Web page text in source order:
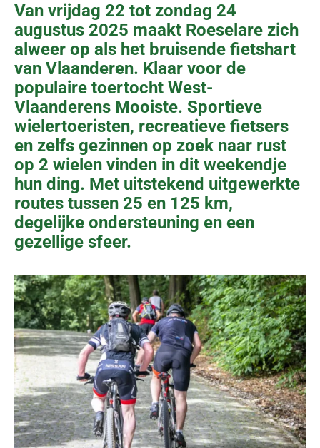
Van vrijdag 22 tot zondag 24
augustus 2025 maakt Roeselare zich
alweer op als het bruisende fietshart
van Vlaanderen. Klaar voor de
populaire toertocht West-
Vlaanderens Mooiste. Sportieve
wielertoeristen, recreatieve fietsers
en zelfs gezinnen op zoek naar rust
op 2 wielen vinden in dit weekendje
hun ding. Met uitstekend uitgewerkte
routes tussen 25 en 125 km,
degelijke ondersteuning en een
gezellige sfeer.